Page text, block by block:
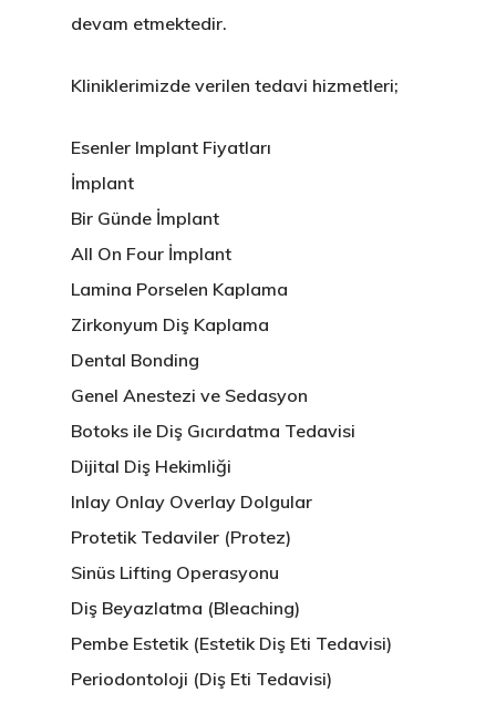
devam etmektedir.
Kliniklerimizde verilen tedavi hizmetleri;
Esenler Implant Fiyatları
İmplant
Bir Günde İmplant
All On Four İmplant
Lamina Porselen Kaplama
Zirkonyum Diş Kaplama
Dental Bonding
Genel Anestezi ve Sedasyon
Botoks ile Diş Gıcırdatma Tedavisi
Dijital Diş Hekimliği
Inlay Onlay Overlay Dolgular
Protetik Tedaviler (Protez)
Sinüs Lifting Operasyonu
Diş Beyazlatma (Bleaching)
Pembe Estetik (Estetik Diş Eti Tedavisi)
Periodontoloji (Diş Eti Tedavisi)